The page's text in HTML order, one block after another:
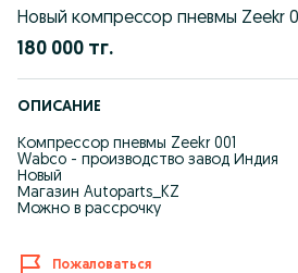
Новый компрессор пневмы Zeekr
180 000 тг.
ОПИСАНИЕ
Компрессор пневмы Zeekr 001
Wabco - производство завод Индия
Новый
Магазин Autoparts_KZ
Можно в рассрочку
Пожаловаться